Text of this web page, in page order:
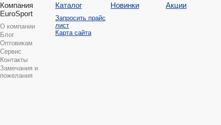
Компания
EuroSport
О компании
Блог
Оптовикам
Сервис
Контакты
Замечания и
пожелания
Каталог
Запросить прайс
лист
Карта сайта
Новинки Акции